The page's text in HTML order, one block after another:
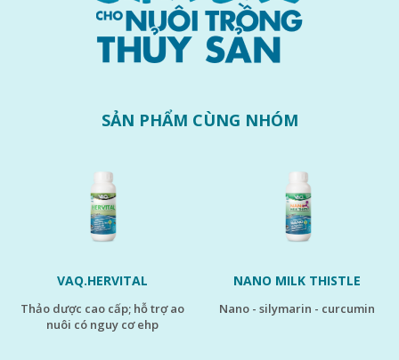
SẢN PHẨM CÙNG NHÓM
VAQ.HERVITAL
thảo dược cao cấp; hỗ trợ ao
nuôi có nguy cơ ehp
NANO MILK THISTLE
nano - silymarin - curcumin